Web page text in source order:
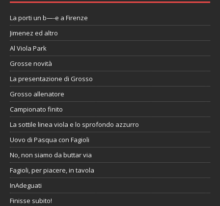
La porti un b—-e a Firenze
Jimenez ed altro
Al Viola Park
Grosse novità
La presentazione di Grosso
Grosso allenatore
Campionato finito
La sottile linea viola e lo sprofondo azzurro
Uovo di Pasqua con Fagioli
No, non siamo da buttar via
Fagioli, per piacere, in tavola
InAdeguati
Finisse subito!